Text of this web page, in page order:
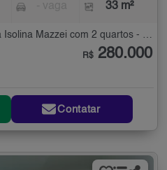
33 m²
Apartamento à Venda na Vila Isolina Mazzei com 2 quartos - 33 m²
R$ 280.000
Contatar